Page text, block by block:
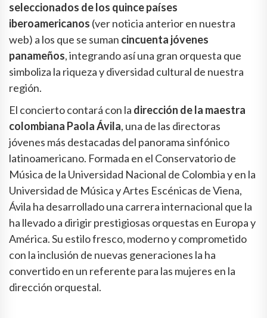
seleccionados de los quince países
iberoamericanos (ver noticia anterior en nuestra
web) a los que se suman cincuenta jóvenes
panameños, integrando así una gran orquesta que
simboliza la riqueza y diversidad cultural de nuestra
región.
El concierto contará con la dirección de la maestra
colombiana Paola Ávila, una de las directoras
jóvenes más destacadas del panorama sinfónico
latinoamericano. Formada en el Conservatorio de
Música de la Universidad Nacional de Colombia y en la
Universidad de Música y Artes Escénicas de Viena,
Ávila ha desarrollado una carrera internacional que la
ha llevado a dirigir prestigiosas orquestas en Europa y
América. Su estilo fresco, moderno y comprometido
con la inclusión de nuevas generaciones la ha
convertido en un referente para las mujeres en la
dirección orquestal.